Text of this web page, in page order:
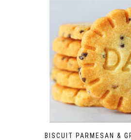
Les
être
sur
la
page
du
BISCUIT PARMESAN &